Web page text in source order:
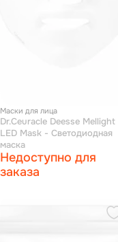
Маски для лица
Dr.Ceuracle Deesse Mellight
LED Mask - Светодиодная
маска
Недоступно для
заказа